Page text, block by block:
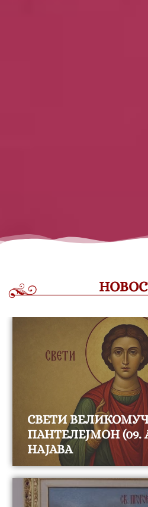
СВЕТИ
ПАНТЕЛЕЈМОН (09.
НАЈАВА